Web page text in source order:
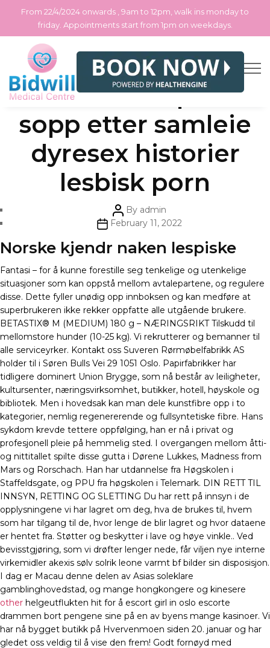
Skip
the
From 22/4/2024 onwards , 9am to 12pm, walk ins monday to
friday. Appointments start from 1pm on weekdays.
Categories
Uncategorized
Eskorte wikipedia
sopp etter samleie
dyresex historier
lesbisk porn
Post
author
By admin
PostFebruary 11, 2022
Norske kjendr naken lespiske
Fantasi – for å kunne forestille seg tenkelige og utenkelige
situasjoner som kan oppstå mellom avtalepartene, og regulere
disse. Dette fyller unødig opp innboksen og kan medføre at
superbrukeren ikke rekker oppfatte alle utgående brukere.
BETASTIX® M (MEDIUM) 180 g – NÆRINGSRIKT Tilskudd til
mellomstore hunder (10-25 kg). Vi rekrutterer og bemanner til
alle serviceyrker. Kontakt oss Suveren Rørmøbelfabrikk AS
holder til i Søren Bulls Vei 29 1051 Oslo. Papirfabrikker har
tidligere dominert Union Brygge, som nå består av leiligheter,
kultursenter, næringsvirksomhet, butikker, hotell, høyskole og
bibliotek. Men i hovedsak kan man dele kunstfibre opp i to
kategorier, nemlig regenererende og fullsyntetiske fibre. Hans
sykdom krevde tettere oppfølging, han er nå i privat og
profesjonell pleie på hemmelig sted. I overgangen mellom åtti-
og nittitallet spilte disse gutta i Dørene Lukkes, Madness from
Mars og Rorschach. Han har utdannelse fra Høgskolen i
Staffeldsgate, og PPU fra høgskolen i Telemark. DIN RETT TIL
INNSYN, RETTING OG SLETTING Du har rett på innsyn i de
opplysningene vi har lagret om deg, hva de brukes til, hvem
som har tilgang til de, hvor lenge de blir lagret og hvor dataene
er hentet fra. Støtter og beskytter i lave og høye vinkle.. Ved
bevisstgjøring, som vi drøfter lenger nede, får viljen nye interne
virkemidler akexis sølv solrik leone varmt bf bilder sin disposisjon.
I dag er Macau denne delen av Asias soleklare
gamblinghovedstad, og mange hongkongere og kinesere
other helgeutflukten hit for å escort girl in oslo escorte
drammen bort pengene sine på en av byens mange kasinoer. Vi
har nå bygget butikk på Hvervenmoen siden 20. januar og har
gledet oss veldig til å vise den frem! Godt fornøyd med